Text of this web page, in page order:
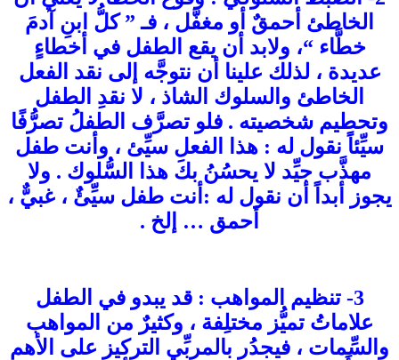
الخاطئ أحمقٌ أو مغفَّل ، فـ ” كلُّ ابنِ آدمَ
خطَّاء “، ولابد أن يقع الطفل في أخطاءٍ
عديدة ، لذلك علينا أن نتوجَّه إلى نقد الفعل
الخاطئ والسلوك الشاذ ، لا نقدِ الطفل
وتحطيم شخصيته . فلو تصرَّف الطفلُ تصرُّفًا
سيِّئاً نقول له : هذا الفعل سيِّئ ، وأنت طفل
مهذَّب جيِّد لا يحسُنُ بكَ هذا السُّلوك . ولا
يجوز أبداً أن نقول له :أنت طفل سيِّئٌ ، غبيٌّ ،
أحمق … إلخ .
3- تنظيم المواهب : قد يبدو في الطفل
علاماتُ تميُّز مختلِفة ، وكثيرٌ من المواهب
والسِّمات ، فيجدُر بالمربِّي التركيز على الأهم